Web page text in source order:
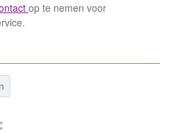
op te nemen voor